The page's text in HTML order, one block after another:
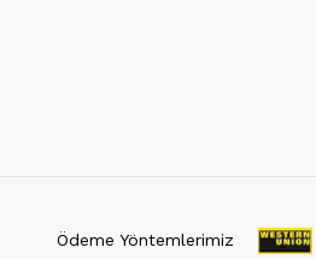
Ödeme Yöntemlerimiz